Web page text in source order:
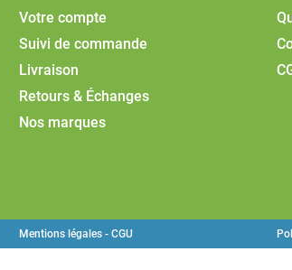
Votre compte
Suivi de commande
Livraison
Retours & Échanges
Nos marques
Mentions légales - CGU